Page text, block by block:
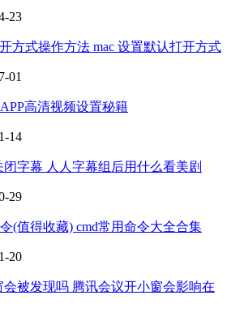
23
方式操作方法 mac 设置默认打开方式
01
高清视频设置秘籍
14
闭字幕 人人字幕组后用什么看美剧
29
(值得收藏) cmd常用命令大全合集
20
被发现吗 腾讯会议开小窗会影响在